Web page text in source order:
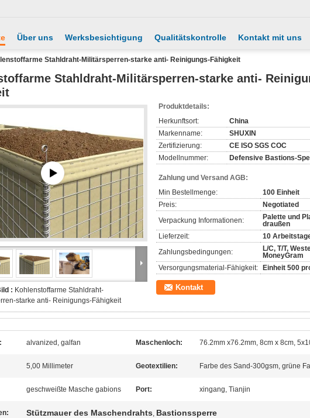
Über uns Werksbesichtigung Qualitätskontrolle Kontakt mit uns
Stahldraht-Militärsperren-starke anti- Reinigungs-Fähigkeit
Stahldraht-Militärsperren-starke anti-
: Kohlenstoffarme Stahldraht-
starke anti- Reinigungs-Fähigkeit
Produktdetails:
Herkunftsort:
China
Markenname:
SHUXIN
Zertifizierung:
CE ISO SGS COC
Modellnummer:
Defensive Bastions-
Zahlung und Versand AGB:
Min Bestellmenge:
100 Einheit
Preis:
Negotiated
Verpackung Informationen:
Palette und
draußen
Lieferzeit:
10
Zahlungsbedingungen:
L/C, T/T,
MoneyGram
Versorgungsmaterial-Fähigkeit:
Einheit 500
Kontakt
alvanized, galfan Maschenloch: 76.2mm x76.2mm, 8cm x 8cm,
5,00 Millimeter Geotextilien: Farbe des Sand-300gsm, grüne
geschweißte Masche gabions Port: xingang, Tianjin
Stützmauer des Maschendrahts, Bastionssperre